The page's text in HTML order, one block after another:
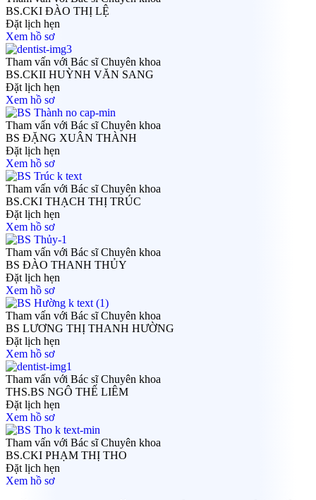
BS.CKI ĐÀO THỊ LỆ
Đặt lịch hẹn
Xem hồ sơ
Tham vấn với Bác sĩ Chuyên khoa
BS.CKII HUỲNH VĂN SANG
Đặt lịch hẹn
Xem hồ sơ
Tham vấn với Bác sĩ Chuyên khoa
BS ĐẶNG XUÂN THÀNH
Đặt lịch hẹn
Xem hồ sơ
Tham vấn với Bác sĩ Chuyên khoa
BS.CKI THẠCH THỊ TRÚC
Đặt lịch hẹn
Xem hồ sơ
Tham vấn với Bác sĩ Chuyên khoa
BS ĐÀO THANH THỦY
Đặt lịch hẹn
Xem hồ sơ
Tham vấn với Bác sĩ Chuyên khoa
BS LƯƠNG THỊ THANH HƯỜNG
Đặt lịch hẹn
Xem hồ sơ
Tham vấn với Bác sĩ Chuyên khoa
THS.BS NGÔ THẾ LIÊM
Đặt lịch hẹn
Xem hồ sơ
Tham vấn với Bác sĩ Chuyên khoa
BS.CKI PHẠM THỊ THO
Đặt lịch hẹn
Xem hồ sơ